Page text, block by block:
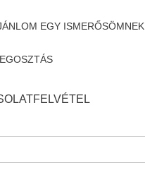
EGY ISMERŐSÖMNEK